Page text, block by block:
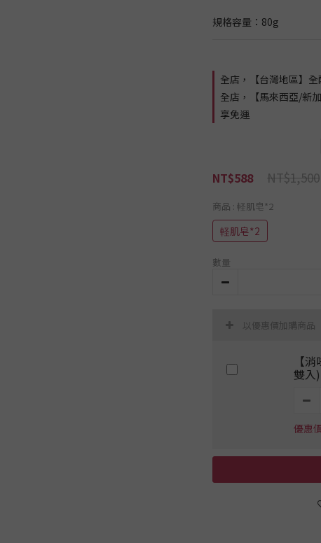
規格容量：80g
全店，【台灣地區】
全店，【馬來西亞/新
享免運
NT$588 NT$1,500
商品 : 軽肌皂*2
軽肌皂*2
數量
以優惠價加購商品
【
雙入)
優惠